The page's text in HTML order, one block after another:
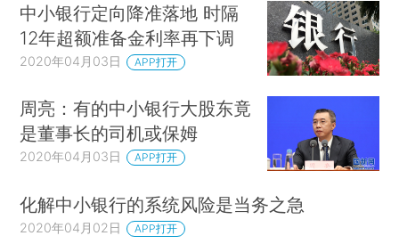
中小银行定向降准落地 时隔
12年超额准备金利率再下调
2020年04月03日 APP打开
周亮：有的中小银行大股东竟
是董事长的司机或保姆
2020年04月03日 APP打开
化解中小银行的系统风险是当务之急
2020年04月02日 APP打开